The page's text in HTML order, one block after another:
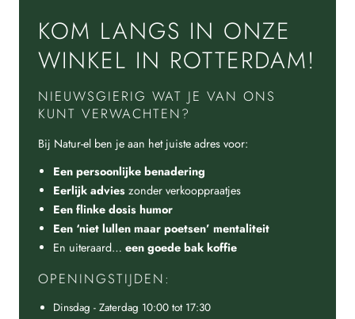
KOM LANGS IN ONZE
WINKEL IN ROTTERDAM!
NIEUWSGIERIG WAT JE VAN ONS
KUNT VERWACHTEN?
Bij Natur-el ben je aan het juiste adres voor:
Een persoonlijke benadering
Eerlijk advieszonder verkooppraatjes
Een flinke dosis humor
Een ‘niet lullen maar poetsen’ mentaliteit
En uiteraard… een goede bak koffie
OPENINGSTIJDEN:
Dinsdag - Zaterdag 10:00 tot 17:30